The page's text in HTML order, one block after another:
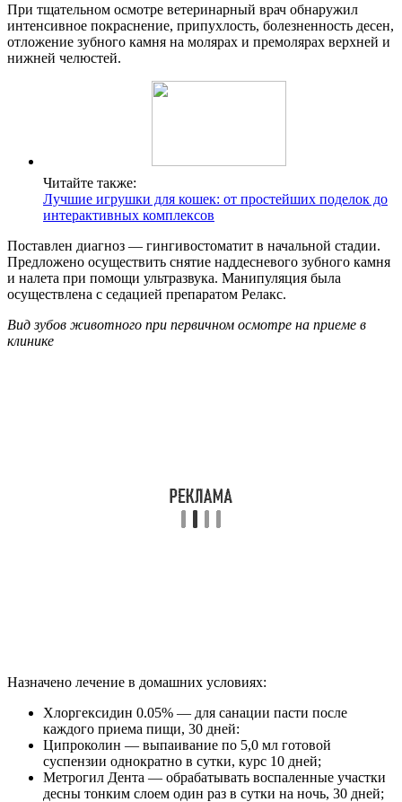
При тщательном осмотре ветеринарный врач обнаружил
интенсивное покраснение, припухлость, болезненность десен,
отложение зубного камня на молярах и премолярах верхней и
нижней челюстей.
Читайте также:
Лучшие игрушки для кошек: от простейших поделок до
интерактивных комплексов
Поставлен диагноз — гингивостоматит в начальной стадии.
Предложено осуществить снятие наддесневого зубного камня
и налета при помощи ультразвука. Манипуляция была
осуществлена с седацией препаратом Релакс.
Вид зубов животного при первичном осмотре на приеме в
клинике
Назначено лечение в домашних условиях:
Хлоргексидин 0.05% — для санации пасти после
каждого приема пищи, 30 дней:
Ципроколин — выпаивание по 5,0 мл готовой
суспензии однократно в сутки, курс 10 дней;
Метрогил Дента — обрабатывать воспаленные участки
десны тонким слоем один раз в сутки на ночь, 30 дней;